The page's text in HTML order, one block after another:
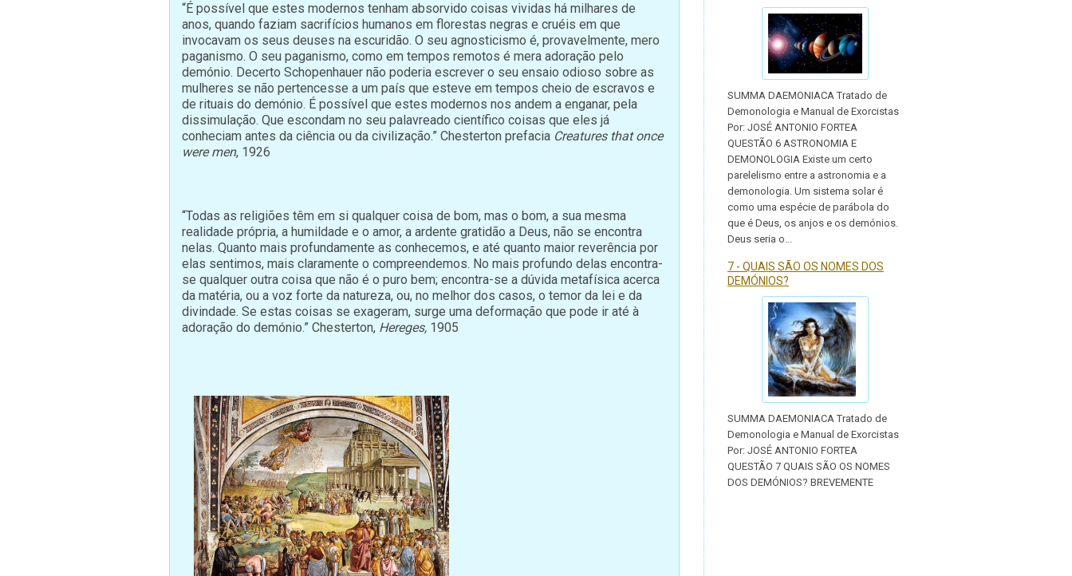
“É possível que estes modernos tenham absorvido coisas vividas há milhares de
anos, quando faziam sacrifícios humanos em florestas negras e cruéis em que
invocavam os seus deuses na escuridão. O seu agnosticismo é, provavelmente, mero
paganismo. O seu paganismo, como em tempos remotos é mera adoração pelo
demónio. Decerto Schopenhauer não poderia escrever o seu ensaio odioso sobre as
mulheres se não pertencesse a um país que esteve em tempos cheio de escravos e
de rituais do demónio. É possível que estes modernos nos andem a enganar, pela
dissimulação. Que escondam no seu palavreado científico coisas que eles já
conheciam antes da ciência ou da civilização.” Chesterton prefacia Creatures that once
were men, 1926
“Todas as religiões têm em si qualquer coisa de bom, mas o bom, a sua mesma
realidade própria, a humildade e o amor, a ardente gratidão a Deus, não se encontra
nelas. Quanto mais profundamente as conhecemos, e até quanto maior reverência por
elas sentimos, mais claramente o compreendemos. No mais profundo delas encontra-
se qualquer outra coisa que não é o puro bem; encontra-se a dúvida metafísica acerca
da matéria, ou a voz forte da natureza, ou, no melhor dos casos, o temor da lei e da
divindade. Se estas coisas se exageram, surge uma deformação que pode ir até à
adoração do demónio.” Chesterton, Hereges, 1905
SUMMA DAEMONIACA Tratado de
Demonologia e Manual de Exorcistas
Por: JOSÉ ANTONIO FORTEA
QUESTÃO 6 ASTRONOMIA E
DEMONOLOGIA Existe um certo
parelelismo entre a astronomia e a
demonologia. Um sistema solar é
como uma espécie de parábola do
que é Deus, os anjos e os demónios.
Deus seria o...
7 - QUAIS SÃO OS NOMES DOS
DEMÓNIOS?
SUMMA DAEMONIACA Tratado de
Demonologia e Manual de Exorcistas
Por: JOSÉ ANTONIO FORTEA
QUESTÃO 7 QUAIS SÃO OS NOMES
DOS DEMÓNIOS? BREVEMENTE